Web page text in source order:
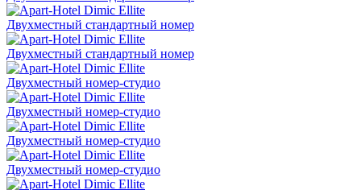
Двухместный стандартный номер
Двухместный стандартный номер
Двухместный номер-студио
Двухместный номер-студио
Двухместный номер-студио
Двухместный номер-студио